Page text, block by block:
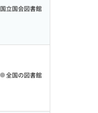
国立国会図書館
全国の図書館